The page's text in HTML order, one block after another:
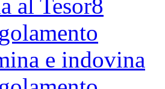
al Tesor8
e indovina